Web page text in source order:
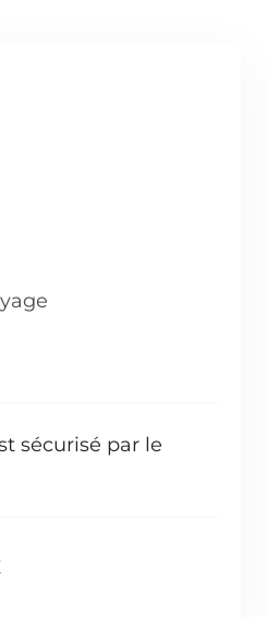
sécurisé par le